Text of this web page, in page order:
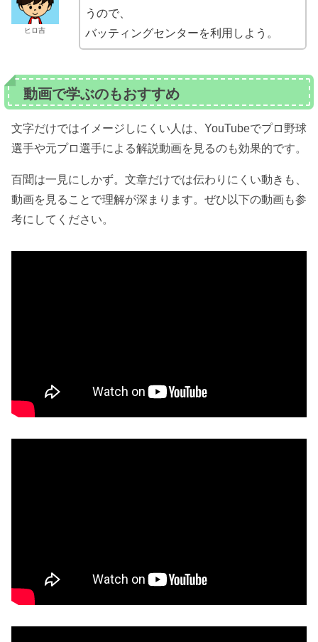
ヒロ吉
うので、
バッティングセンターを利用しよう。
動画で学ぶのもおすすめ
文字だけではイメージしにくい人は、YouTubeでプロ野球
選手や元プロ選手による解説動画を見るのも効果的です。
百聞は一見にしかず。文章だけでは伝わりにくい動きも、
動画を見ることで理解が深まります。ぜひ以下の動画も参
考にしてください。